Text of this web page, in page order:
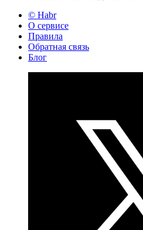
© Habr
О сервисе
Правила
Обратная связь
Блог